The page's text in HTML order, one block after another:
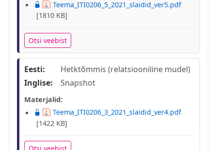
Teema_ITI0206_5_2021_slaidid_ver5.pdf
[1810 KB]
Otsi veebist
Eesti:
Hetktõmmis (relatsiooniline mudel)
Inglise:
Snapshot
Materjalid:
Teema_ITI0206_3_2021_slaidid_ver4.pdf
[1422 KB]